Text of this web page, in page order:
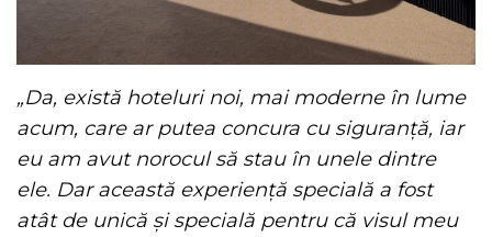
„Da, există hoteluri noi, mai moderne în lume
acum, care ar putea concura cu siguranță, iar
eu am avut norocul să stau în unele dintre
ele. Dar această experiență specială a fost
atât de unică și specială pentru că visul meu